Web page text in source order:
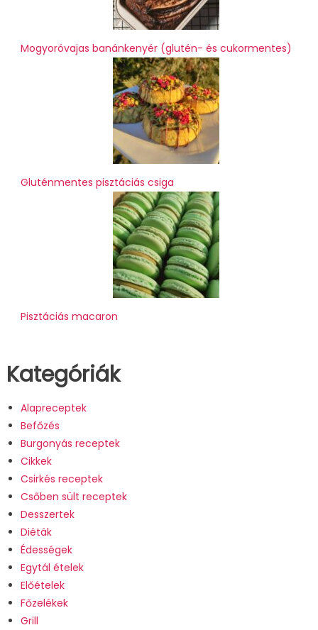
Mogyoróvajas banánkenyér (glutén- és cukormentes)
Gluténmentes pisztáciás csiga
Pisztáciás macaron
Kategóriák
Alapreceptek
Befőzés
Burgonyás receptek
Cikkek
Csirkés receptek
Csőben sült receptek
Desszertek
Diéták
Édességek
Egytál ételek
Előételek
Főzelékek
Grill